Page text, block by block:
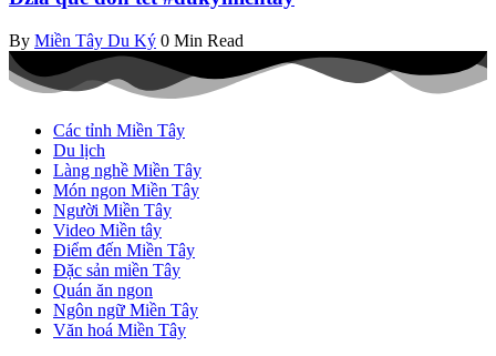
By Miền Tây Du Ký 0 Min Read
Các tỉnh Miền Tây
Du lịch
Làng nghề Miền Tây
Món ngon Miền Tây
Người Miền Tây
Video Miền tây
Điểm đến Miền Tây
Đặc sản miền Tây
Quán ăn ngon
Ngôn ngữ Miền Tây
Văn hoá Miền Tây